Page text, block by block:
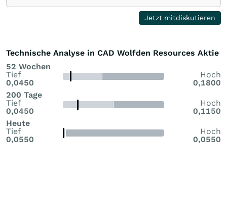
higher grade system at depth.............
https://www.stockwatch.com/News/Item/Z-C!WLF-
3727734/C/WLF SK gestern......................cad 0,16 hbg55Bild:
Jetzt mitdiskutieren
Technische Analyse in CAD Wolfden Resources Aktie
52 Wochen
Tief
0,0450
Hoch
0,1800
200 Tage
Tief
0,0450
Hoch
0,1150
Heute
Tief
0,0550
Hoch
0,0550